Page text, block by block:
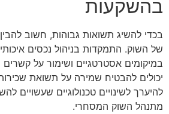
בהשקעות
בכדי להשיג תשואות גבוהות, חשוב
של השוק. התמקדות בניהול נכסים
במיקומים אסטרטגיים ושימור על
יכולים להבטיח שמירה על תשואת
להיערך לשינויים טכנולוגיים שעשויים
מתנהל השוק המסחרי.